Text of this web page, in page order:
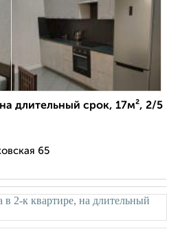
длительный срок, 17м², 2/5
65